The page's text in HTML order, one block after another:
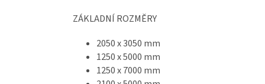
ZÁKLADNÍ ROZMĚRY
2050 x 3050 mm
1250 x 5000 mm
1250 x 7000 mm